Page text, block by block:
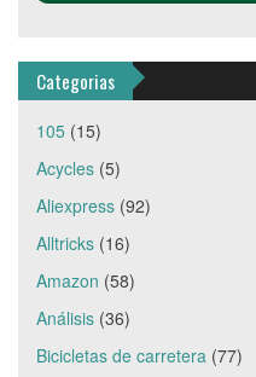
Categorias
105 (15)
Acycles (5)
Aliexpress (92)
Alltricks (16)
Amazon (58)
Análisis (36)
Bicicletas de carretera (77)